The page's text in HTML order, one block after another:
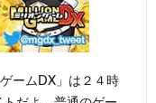
ームDX」は２４時